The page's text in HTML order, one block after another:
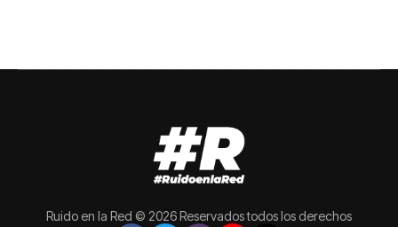
Ruido en la Red © 2026 Reservados todos los derechos